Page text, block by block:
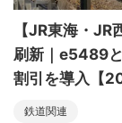
【JR東海・
刷新｜e5489
割引を導入【
鉄道関連